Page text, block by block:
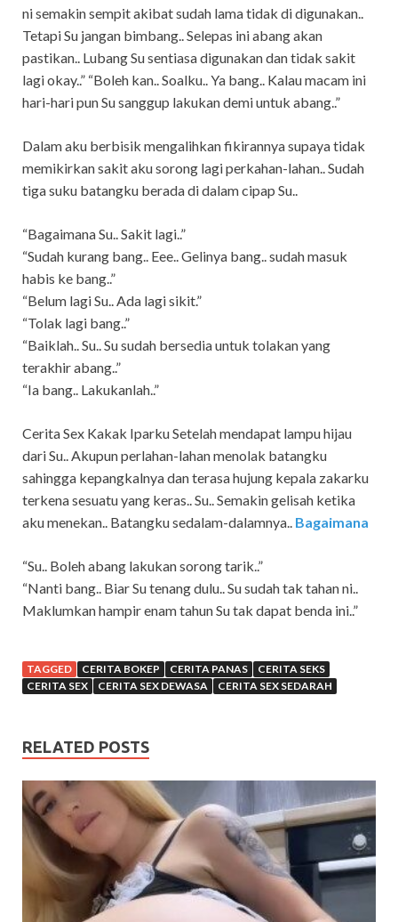
ni semakin sempit akibat sudah lama tidak di digunakan..
Tetapi Su jangan bimbang.. Selepas ini abang akan
pastikan.. Lubang Su sentiasa digunakan dan tidak sakit
lagi okay..” “Boleh kan.. Soalku.. Ya bang.. Kalau macam ini
hari-hari pun Su sanggup lakukan demi untuk abang..”
Dalam aku berbisik mengalihkan fikirannya supaya tidak
memikirkan sakit aku sorong lagi perkahan-lahan.. Sudah
tiga suku batangku berada di dalam cipap Su..
“Bagaimana Su.. Sakit lagi..”
“Sudah kurang bang.. Eee.. Gelinya bang.. sudah masuk
habis ke bang..”
“Belum lagi Su.. Ada lagi sikit.”
“Tolak lagi bang..”
“Baiklah.. Su.. Su sudah bersedia untuk tolakan yang
terakhir abang..”
“Ia bang.. Lakukanlah..”
Cerita Sex Kakak Iparku Setelah mendapat lampu hijau
dari Su.. Akupun perlahan-lahan menolak batangku
sahingga kepangkalnya dan terasa hujung kepala zakarku
terkena sesuatu yang keras.. Su.. Semakin gelisah ketika
aku menekan.. Batangku sedalam-dalamnya.. Bagaimana
“Su.. Boleh abang lakukan sorong tarik..”
“Nanti bang.. Biar Su tenang dulu.. Su sudah tak tahan ni..
Maklumkan hampir enam tahun Su tak dapat benda ini..”
TAGGED CERITA BOKEP CERITA PANAS
CERITA SEKS
CERITA SEX
CERITA SEX DEWASA CERITA SEX SEDARAH
RELATED POSTS